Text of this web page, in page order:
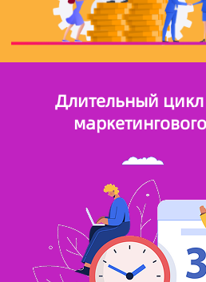
Длительный цикл